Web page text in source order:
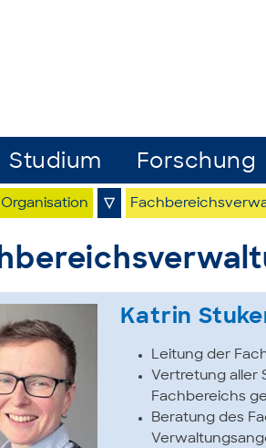
Studium Forschung
Organisation ▽
Katrin
Leitung der
Vertretung aller
Fachbereichs
Beratung des